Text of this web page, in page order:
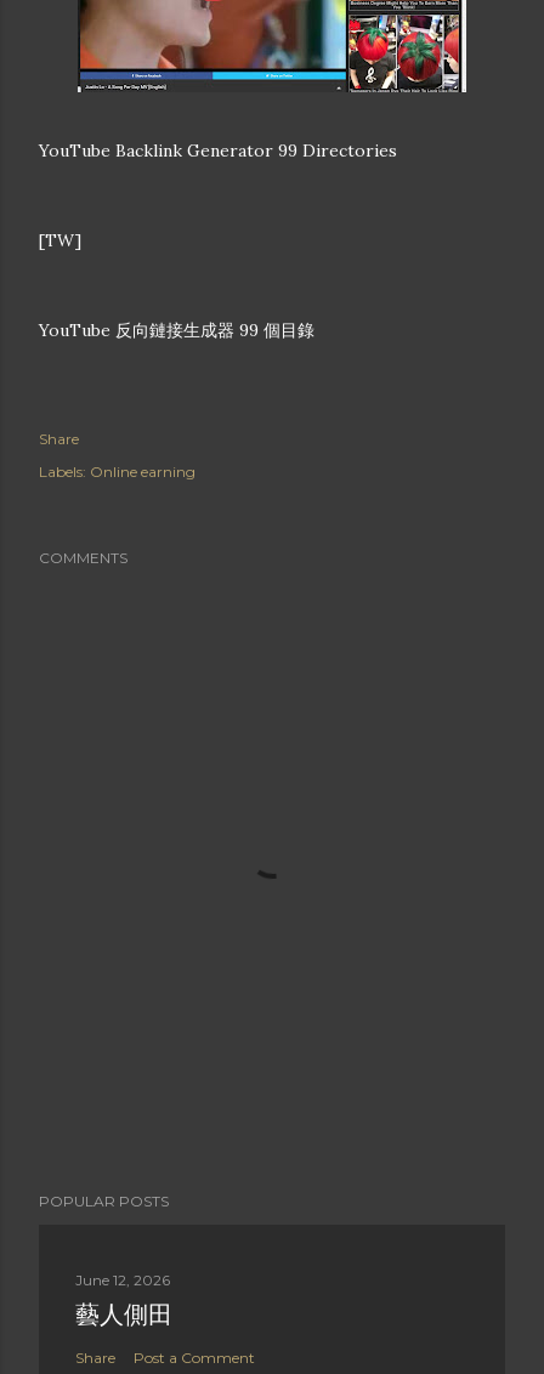
YouTube Backlink Generator 99 Directories
[TW]
YouTube 反向鏈接生成器 99 個目錄
Share
Labels: Online earning
COMMENTS
POPULAR POSTS
June 12, 2026
藝人側田
Share Post a Comment